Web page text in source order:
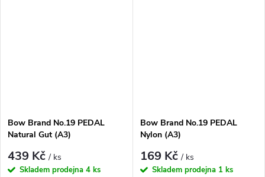
Bow Brand No.19 PEDAL
Natural Gut (A3)
439 Kč/ ks
Skladem prodejna 4 ks
Bow Brand No.19 PEDAL
Nylon (A3)
169 Kč/ ks
Skladem prodejna 1 ks